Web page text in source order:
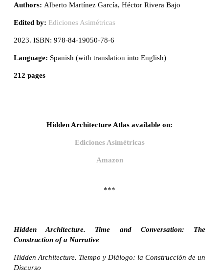
Authors: Alberto Martínez García, Héctor Rivera Bajo
Edited by: Ediciones Asimétricas
2023. ISBN: 978-84-19050-78-6
Language: Spanish (with translation into English)
212 pages
Hidden Architecture Atlas available on:
Ediciones Asimétricas
Amazon
***
Hidden Architecture. Time and Conversation: The
Construction of a Narrative
Hidden Architecture. Tiempo y Diálogo: la Construcción de un
Discurso